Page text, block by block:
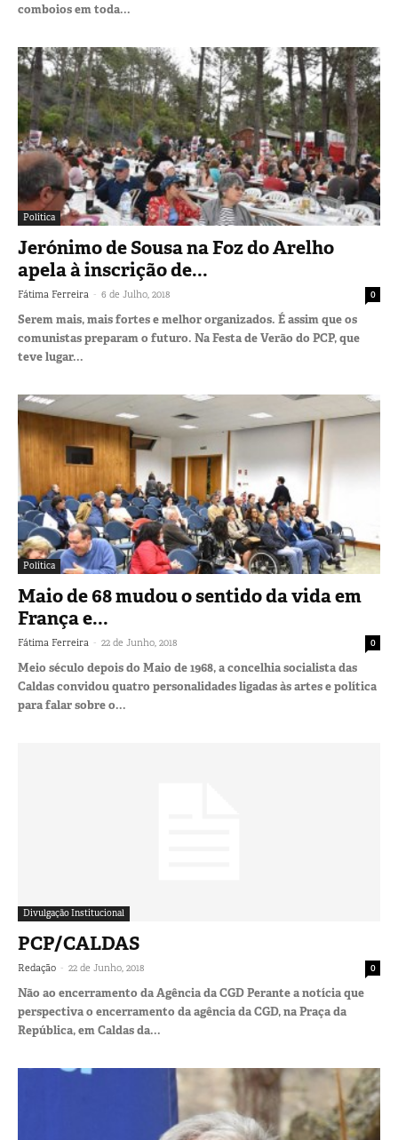
comboios em toda...
Política
Jerónimo de Sousa na Foz do Arelho
apela à inscrição de...
Fátima Ferreira - 6 de Julho, 2018 0
Serem mais, mais fortes e melhor organizados. É assim que os
comunistas preparam o futuro. Na Festa de Verão do PCP, que
teve lugar...
Política
Maio de 68 mudou o sentido da vida em
França e...
Fátima Ferreira - 22 de Junho, 2018 0
Meio século depois do Maio de 1968, a concelhia socialista das
Caldas convidou quatro personalidades ligadas às artes e política
para falar sobre o...
Divulgação Institucional
PCP/CALDAS
Redação - 22 de Junho, 2018 0
Não ao encerramento da Agência da CGD Perante a notícia que
perspectiva o encerramento da agência da CGD, na Praça da
República, em Caldas da...